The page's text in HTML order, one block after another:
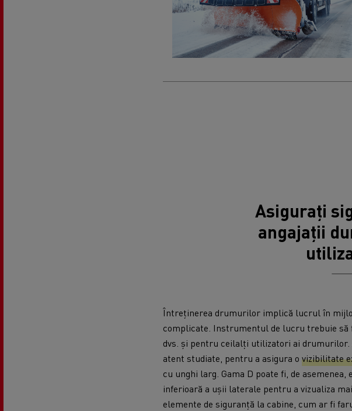
Asigurați
angajații
Întreținerea drumurilor implică lucrul în
complicate. Instrumentul de lucru trebuie
dvs. și pentru ceilalți utilizatori ai
atent studiate, pentru a asigura o vizibilitate
cu unghi larg. Gama D poate fi, de
inferioară a ușii laterale pentru a vizualiza
elemente de siguranță la cabine, cum ar fi